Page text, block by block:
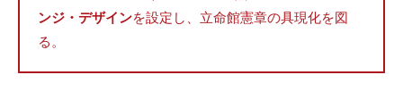
ンジ・デザインを設定し、⽴命館憲章の具現化を図
る。